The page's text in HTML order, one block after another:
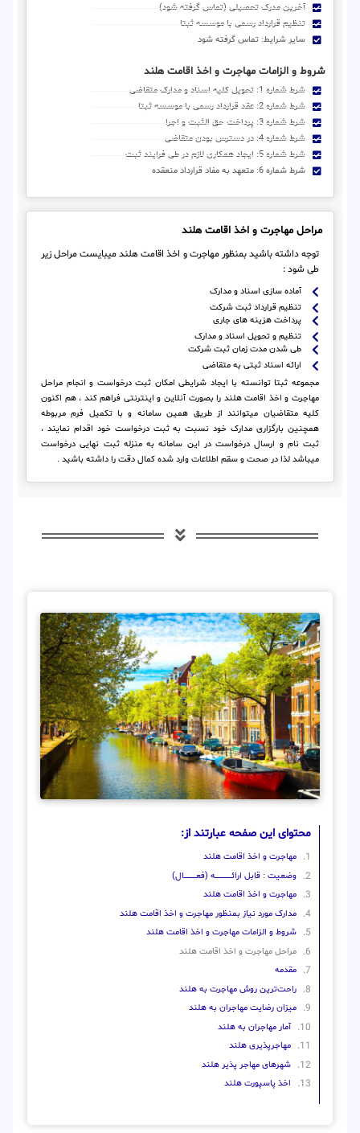
آخرین مدرک تحصیلی (تماس گرفته شود)
تنظیم قرارداد رسمی با موسسه ثبتا
سایر شرایط: تماس گرفته شود
شروط و الزامات مهاجرت و اخذ اقامت هلند
شرط شماره 1: تحویل کلیه اسناد و مدارک متقاضی
شرط شماره 2: عقد قرارداد رسمی با موسسه ثبتا
شرط شماره 3: پرداخت حق الثبت و اجرا
شرط شماره 4: در دسترس بودن متقاضی
شرط شماره 5: ایجاد همکاری لازم در طی فرایند ثبت
شرط شماره 6: متعهد به مفاد قرارداد منعقده
مراحل مهاجرت و اخذ اقامت هلند
توجه داشته باشید بمنظور مهاجرت و اخذ اقامت هلند میبایست مراحل زیر
طی شود :
آماده سازی اسناد و مدارک
تنظیم قرارداد ثبت شرکت
پرداخت هزینه های جاری
تنظیم و تحویل اسناد و مدارک
طی شدن مدت زمان ثبت شرکت
ارائه اسناد ثبتی به متقاضی
مجموعه ثبتا توانسته با ایجاد شرایطی امکان ثبت درخواست و انجام مراحل
مهاجرت و اخذ اقامت هلند را بصورت آنلاین و اینترنتی فراهم کند ، هم اکنون
کلیه متقاضیان میتوانند از طریق همین سامانه و با تکمیل فرم مربوطه
همچنین بارگزاری مدارک خود نسبت به ثبت درخواست خود اقدام نمایند ،
ثبت نام و ارسال درخواست در این سامانه به منزله ثبت نهایی درخواست
میباشد لذا در صحت و سقم اطلاعات وارد شده کمال دقت را داشته باشید .
محتوای این صفحه عبارتند از:
مهاجرت و اخذ اقامت هلند
وضعیت : قابل ارائــــــــــــــــــــه (فعـــــــــــــــال)
مهاجرت و اخذ اقامت هلند
مدارک مورد نیاز بمنظور مهاجرت و اخذ اقامت هلند
شروط و الزامات مهاجرت و اخذ اقامت هلند
مراحل مهاجرت و اخذ اقامت هلند
مقدمه
راحت‌ترین روش مهاجرت به هلند
میزان رضایت مهاجران به هلند
آمار مهاجران به هلند
مهاجرپذیری هلند
شهرهای مهاجر پذیر هلند
اخذ پاسپورت هلند